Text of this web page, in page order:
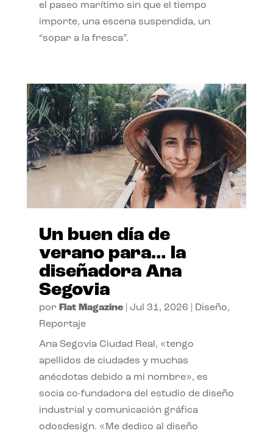
el paseo marítimo sin que el tiempo
importe, una escena suspendida, un
“sopar a la fresca”.
Un buen día de
verano para… la
diseñadora Ana
Segovia
por Flat Magazine| Jul 31, 2026 Diseño,
Reportaje
Ana Segovia Ciudad Real, «tengo
apellidos de ciudades y muchas
anécdotas debido a mi nombre», es
socia co-fundadora del estudio de diseño
industrial y comunicación gráfica
odosdesign. «Me dedico al diseño